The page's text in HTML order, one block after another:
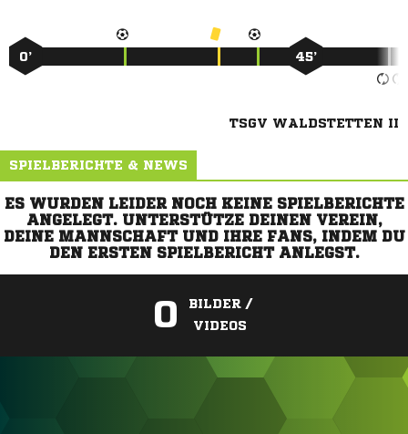
0’ 45’
TSGV WALDSTETTEN II
SPIELBERICHTE & NEWS
ES WURDEN LEIDER NOCH KEINE SPIELBERICHTE
ANGELEGT. UNTERSTÜTZE DEINEN VEREIN,
DEINE MANNSCHAFT UND IHRE FANS, INDEM DU
DEN ERSTEN SPIELBERICHT ANLEGST.
0
BILDER /
VIDEOS